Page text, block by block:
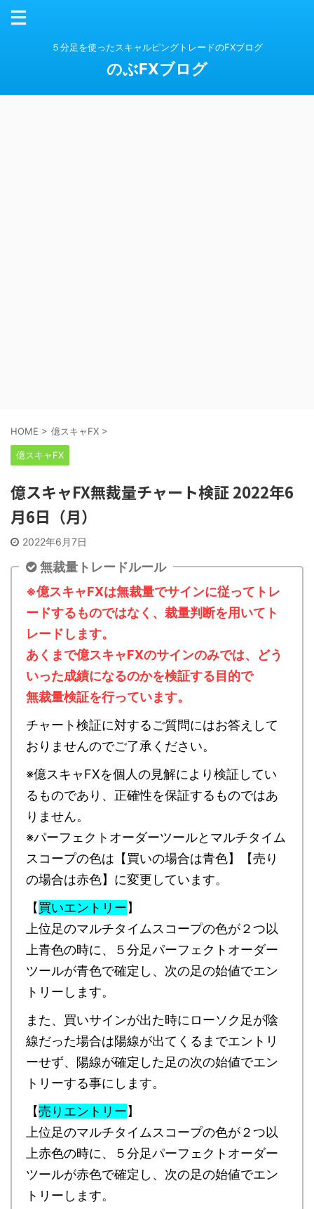
５分足を使ったスキャルピングトレードのFXブログ
のぶFXブログ
HOME > 億スキャFX >
億スキャFX
億スキャFX無裁量チャート検証 2022年6
月6日（月）
2022年6月7日
無裁量トレードルール
※億スキャFXは無裁量でサインに従ってトレ
ードするものではなく、裁量判断を用いてト
レードします。
あくまで億スキャFXのサインのみでは、どう
いった成績になるのかを検証する目的で
無裁量検証を行っています。
チャート検証に対するご質問にはお答えして
おりませんのでご了承ください。
※億スキャFXを個人の見解により検証してい
るものであり、正確性を保証するものではあ
りません。
※パーフェクトオーダーツールとマルチタイム
スコープの色は【買いの場合は青色】【売り
の場合は赤色】に変更しています。
【買いエントリー】
上位足のマルチタイムスコープの色が２つ以
上青色の時に、５分足パーフェクトオーダー
ツールが青色で確定し、次の足の始値でエン
トリーします。
また、買いサインが出た時にローソク足が陰
線だった場合は陽線が出てくるまでエントリ
ーせず、陽線が確定した足の次の始値でエン
トリーする事にします。
【売りエントリー】
上位足のマルチタイムスコープの色が２つ以
上赤色の時に、５分足パーフェクトオーダー
ツールが赤色で確定し、次の足の始値でエン
トリーします。